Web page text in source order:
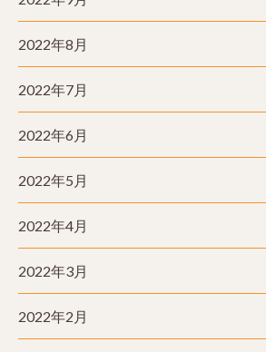
2022年8月
2022年7月
2022年6月
2022年5月
2022年4月
2022年3月
2022年2月